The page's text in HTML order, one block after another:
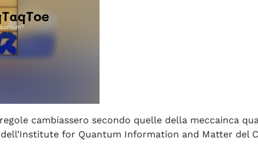
cambiassero secondo quelle della meccainca
for Quantum Information and Matter del